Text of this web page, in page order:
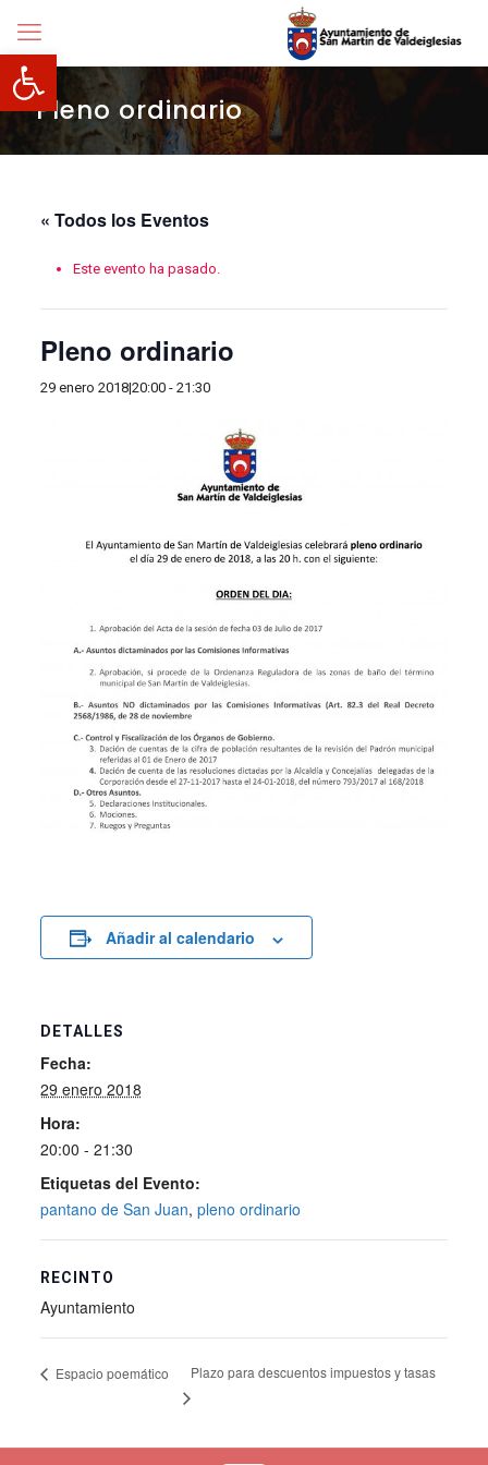
Abrir barra de herramientas
Pleno ordinario
« Todos los Eventos
Este evento ha pasado.
Pleno ordinario
29 enero 2018|20:00- 21:30
Añadir al calendario
DETALLES
Fecha:
29 enero 2018
Hora:
20:00 - 21:30
Etiquetas del Evento:
pantano de San Juan, pleno ordinario
RECINTO
Ayuntamiento
Espacio poemático Plazo para descuentos impuestos y tasas